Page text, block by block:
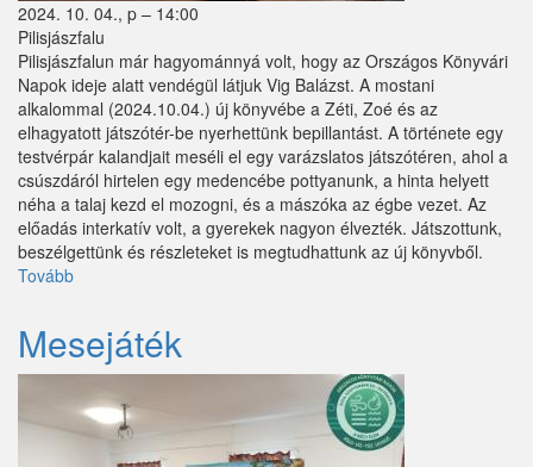
2024. 10. 04., p – 14:00
Pilisjászfalu
Pilisjászfalun már hagyománnyá volt, hogy az Országos Könyvári
Napok ideje alatt vendégül látjuk Vig Balázst. A mostani
alkalommal (2024.10.04.) új könyvébe a Zéti, Zoé és az
elhagyatott játszótér-be nyerhettünk bepillantást. A története egy
testvérpár kalandjait meséli el egy varázslatos játszótéren, ahol a
csúszdáról hirtelen egy medencébe pottyanunk, a hinta helyett
néha a talaj kezd el mozogni, és a mászóka az égbe vezet. Az
előadás interkatív volt, a gyerekek nagyon élvezték. Játszottunk,
beszélgettünk és részleteket is megtudhattunk az új könyvből.
Tovább
Vig
Balázzsal)
Mesejáték